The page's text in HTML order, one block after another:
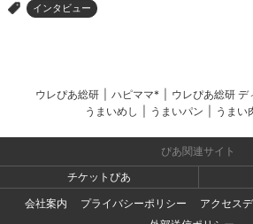
> インタビュー
ウレぴあ総研 ハピママ* ウレぴあ総研 デ
うまいめし
うまいパン うまい
ぴあ関連サイト
チケットぴあ
会社案内
プライバシーポリシー
アクセス